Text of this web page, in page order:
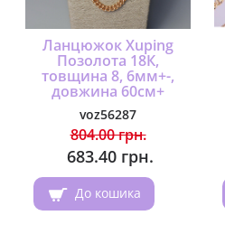
Ланцюжок Xuping
Позолота 18К,
товщина 8, 6мм+-,
довжина 60см+
voz56287
804.00 грн.
683.40 грн.
До кошика